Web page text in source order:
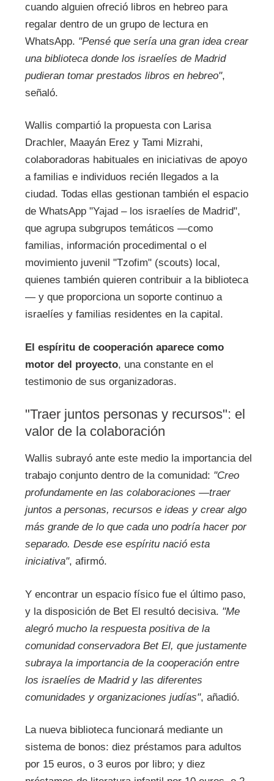
cuando alguien ofreció libros en hebreo para
regalar dentro de un grupo de lectura en
WhatsApp. "Pensé que sería una gran idea crear
una biblioteca donde los israelíes de Madrid
pudieran tomar prestados libros en hebreo",
señaló.
Wallis compartió la propuesta con Larisa
Drachler, Maayán Erez y Tami Mizrahi,
colaboradoras habituales en iniciativas de apoyo
a familias e individuos recién llegados a la
ciudad. Todas ellas gestionan también el espacio
de WhatsApp "Yajad – los israelíes de Madrid",
que agrupa subgrupos temáticos —como
familias, información procedimental o el
movimiento juvenil "Tzofim" (scouts) local,
quienes también quieren contribuir a la biblioteca
— y que proporciona un soporte continuo a
israelíes y familias residentes en la capital.
El espíritu de cooperación aparece como
motor del proyecto, una constante en el
testimonio de sus organizadoras.
"Traer juntos personas y recursos": el
valor de la colaboración
Wallis subrayó ante este medio la importancia del
trabajo conjunto dentro de la comunidad: "Creo
profundamente en las colaboraciones —traer
juntos a personas, recursos e ideas y crear algo
más grande de lo que cada uno podría hacer por
separado. Desde ese espíritu nació esta
iniciativa", afirmó.
Y encontrar un espacio físico fue el último paso,
y la disposición de Bet El resultó decisiva. "Me
alegró mucho la respuesta positiva de la
comunidad conservadora Bet El, que justamente
subraya la importancia de la cooperación entre
los israelíes de Madrid y las diferentes
comunidades y organizaciones judías", añadió.
La nueva biblioteca funcionará mediante un
sistema de bonos: diez préstamos para adultos
por 15 euros, o 3 euros por libro; y diez